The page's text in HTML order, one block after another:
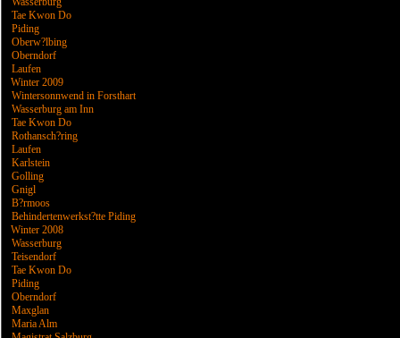
Tae Kwon Do
Piding
Oberw?lbing
Oberndorf
Laufen
Winter 2009
Wintersonnwend in Forsthart
Wasserburg am Inn
Tae Kwon Do
Rothansch?ring
Laufen
Karlstein
Golling
Gnigl
B?rmoos
Behindertenwerkst?tte Piding
Winter 2008
Wasserburg
Teisendorf
Tae Kwon Do
Piding
Oberndorf
Maxglan
Maria Alm